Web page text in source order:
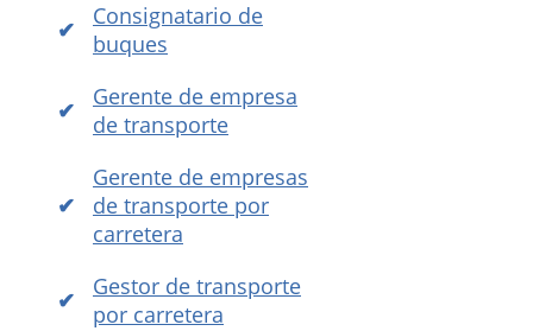
Consignatario de
buques
Gerente de empresa
de transporte
Gerente de empresas
de transporte por
carretera
Gestor de transporte
por carretera